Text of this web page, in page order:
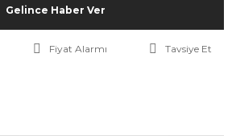
Gelince Haber Ver
Fiyat Alarmı
Tavsiye Et